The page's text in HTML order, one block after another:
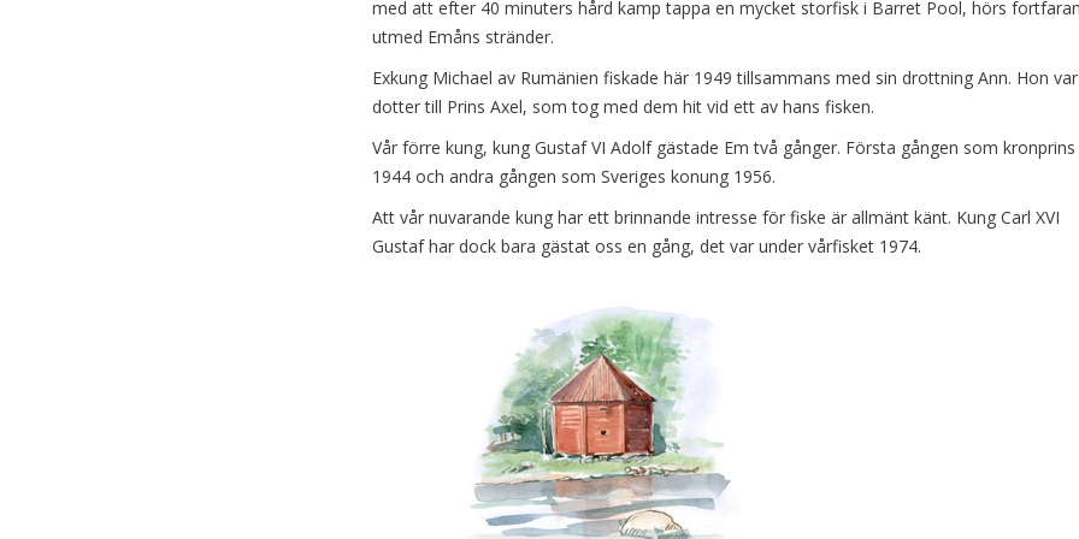
med att efter 40 minuters hård kamp tappa en mycket storfisk i Barret Pool, hörs
utmed Emåns stränder.
Exkung Michael av Rumänien fiskade här 1949 tillsammans med sin drottning Ann. Hon var
dotter till Prins Axel, som tog med dem hit vid ett av hans fisken.
Vår förre kung, kung Gustaf VI Adolf gästade Em två gånger. Första gången som kronprins
1944 och andra gången som Sveriges konung 1956.
Att vår nuvarande kung har ett brinnande intresse för fiske är allmänt känt. Kung Carl XVI
Gustaf har dock bara gästat oss en gång, det var under vårfisket 1974.